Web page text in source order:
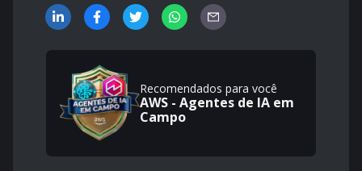
Recomendados para você
AWS - Agentes de IA em
Campo